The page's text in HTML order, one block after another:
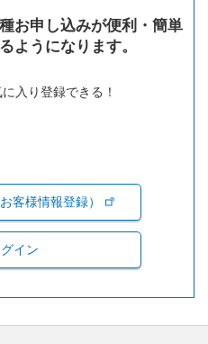
お申し込みが便利・簡単
ようになります。
入り登録できる！
客様情報登録）
イン